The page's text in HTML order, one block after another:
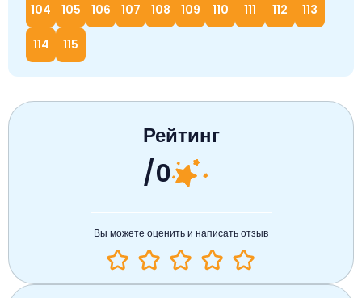
104 105 106 107 108 109 110 111 112 113
114 115
Рейтинг
/0
Вы можете оценить и написать отзыв